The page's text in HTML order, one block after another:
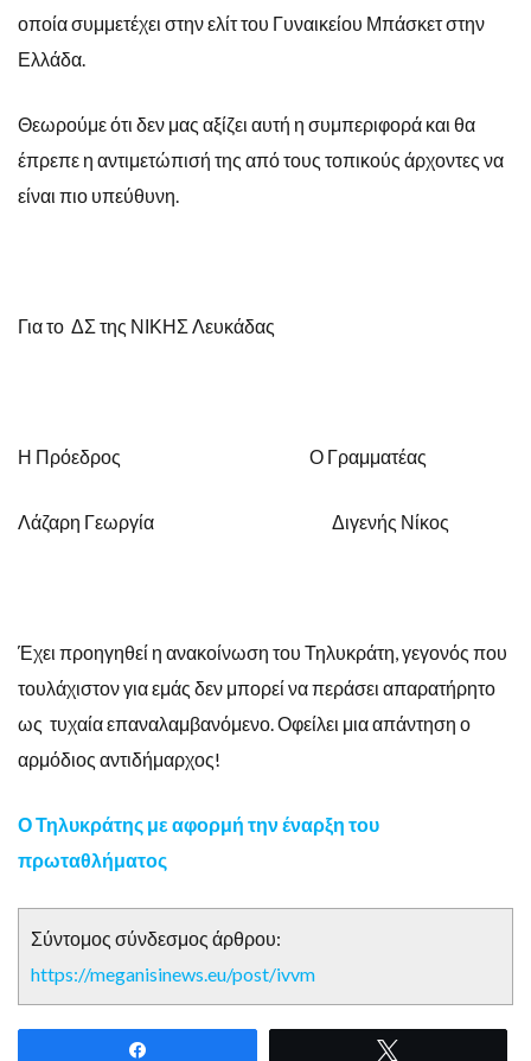
οποία συμμετέχει στην ελίτ του Γυναικείου Μπάσκετ στην
Ελλάδα.
Θεωρούμε ότι δεν μας αξίζει αυτή η συμπεριφορά και θα
έπρεπε η αντιμετώπισή της από τους τοπικούς άρχοντες να
είναι πιο υπεύθυνη.
Για το ΔΣ της ΝΙΚΗΣ Λευκάδας
Η Πρόεδρος Ο Γραμματέας
Λάζαρη Γεωργία Διγενής Νίκος
Έχει προηγηθεί η ανακοίνωση του Τηλυκράτη, γεγονός που
τουλάχιστον για εμάς δεν μπορεί να περάσει απαρατήρητο
ως τυχαία επαναλαμβανόμενο. Οφείλει μια απάντηση ο
αρμόδιος αντιδήμαρχος!
Ο Τηλυκράτης με αφορμή την έναρξη του
πρωταθλήματος
Σύντομος σύνδεσμος άρθρου:
https://meganisinews.eu/post/ivvm